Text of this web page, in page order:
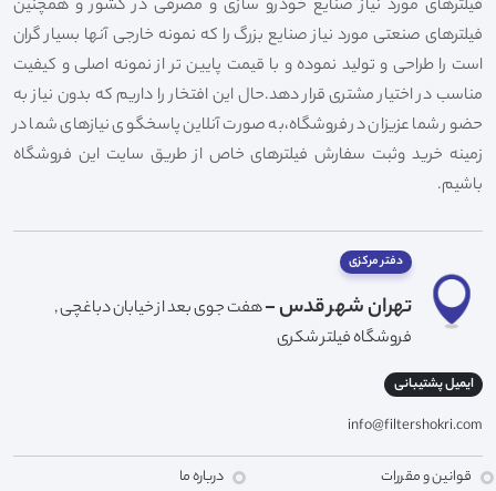
فیلترهای مورد نیاز صنایع خودرو سازی و مصرفی در کشور و همچنین
فیلترهای صنعتی مورد نیاز صنایع بزرگ را که نمونه خارجی آنها بسیار گران
است را طراحی و تولید نموده و با قیمت پایین تر از نمونه اصلی و کیفیت
مناسب در اختیار مشتری قرار دهد.حال این افتخار را داریم که بدون نیاز به
حضور شما عزیزان در فروشگاه،به صورت آنلاین پاسخگوی نیازهای شما در
زمینه خرید وثبت سفارش فیلترهای خاص از طریق سایت این فروشگاه
باشیم.
دفتر مرکزی
تهران شهر قدس -هفت جوی بعد از خیابان دباغچی ,
فروشگاه فیلتر شکری
ایمیل پشتیبانی
info@filtershokri.com
قوانین و مقررات
درباره ما